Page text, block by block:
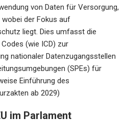
von Daten für Versorgung,
der Fokus auf
liegt. Dies umfasst die
(wie ICD) zur
nationaler Datenzugangsstellen
(SPEs) für
Einführung des
ab 2029)
im Parlament